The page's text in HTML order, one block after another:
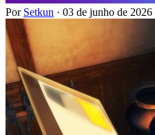
Por Setkun · 03 de junho de 2026